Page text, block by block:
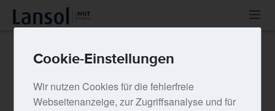
Cookie-Einstellungen
Wir nutzen Cookies für die fehlerfreie
Webseitenanzeige, zur Zugriffsanalyse und für